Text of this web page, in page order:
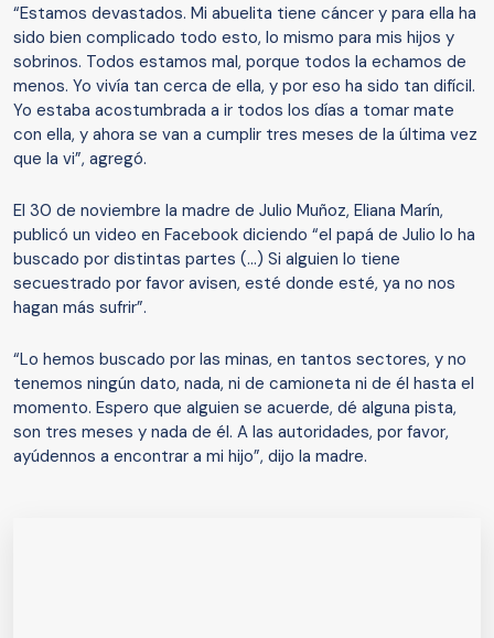
“Estamos devastados. Mi abuelita tiene cáncer y para ella ha
sido bien complicado todo esto, lo mismo para mis hijos y
sobrinos. Todos estamos mal, porque todos la echamos de
menos. Yo vivía tan cerca de ella, y por eso ha sido tan difícil.
Yo estaba acostumbrada a ir todos los días a tomar mate
con ella, y ahora se van a cumplir tres meses de la última vez
que la vi”, agregó.
El 30 de noviembre la madre de Julio Muñoz, Eliana Marín,
publicó un video en Facebook diciendo “el papá de Julio lo ha
buscado por distintas partes (...) Si alguien lo tiene
secuestrado por favor avisen, esté donde esté, ya no nos
hagan más sufrir”.
“Lo hemos buscado por las minas, en tantos sectores, y no
tenemos ningún dato, nada, ni de camioneta ni de él hasta el
momento. Espero que alguien se acuerde, dé alguna pista,
son tres meses y nada de él. A las autoridades, por favor,
ayúdennos a encontrar a mi hijo”, dijo la madre.